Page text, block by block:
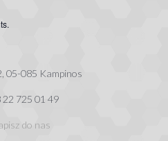
05-085 Kampinos
22 725 01 49
do nas